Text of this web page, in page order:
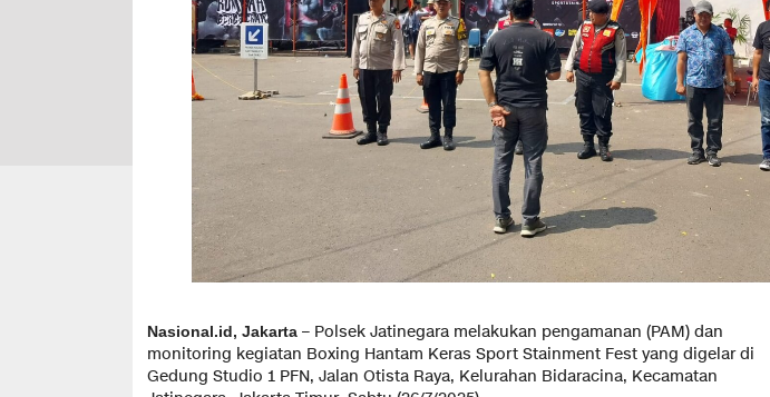
Nasional.id, Jakarta – Polsek Jatinegara melakukan pengamanan (PAM) dan
monitoring kegiatan Boxing Hantam Keras Sport Stainment Fest yang digelar di
Gedung Studio 1 PFN, Jalan Otista Raya, Kelurahan Bidaracina, Kecamatan